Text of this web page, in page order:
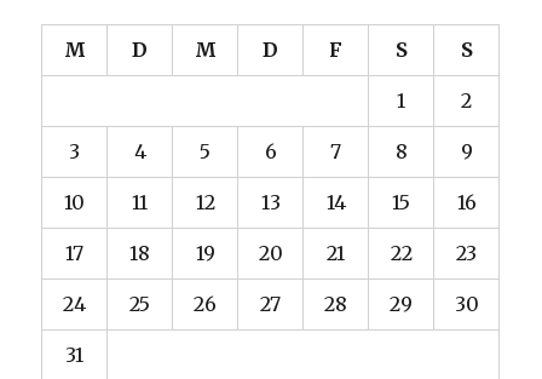
M D M D F S S
1 2
3 4 5 6 7 8 9
10 11 12 13 14 15 16
17 18 19 20 21 22 23
24 25 26 27 28 29 30
31